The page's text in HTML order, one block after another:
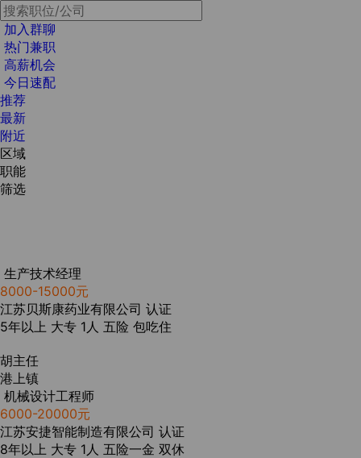
加入群聊
热门兼职
高薪机会
今日速配
推荐
最新
附近
区域
职能
筛选
生产技术经理
8000-15000元
江苏贝斯康药业有限公司 认证
5年以上 大专 1人 五险 包吃住
胡主任
港上镇
机械设计工程师
6000-20000元
江苏安捷智能制造有限公司 认证
8年以上 大专 1人 五险一金 双休